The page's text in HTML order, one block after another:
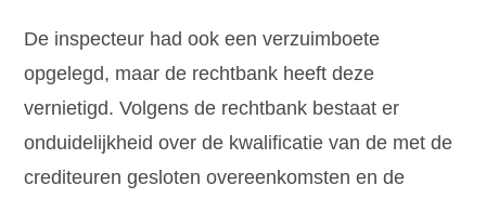
De inspecteur had ook een verzuimboete
opgelegd, maar de rechtbank heeft deze
vernietigd. Volgens de rechtbank bestaat er
onduidelijkheid over de kwalificatie van de met de
crediteuren gesloten overeenkomsten en de